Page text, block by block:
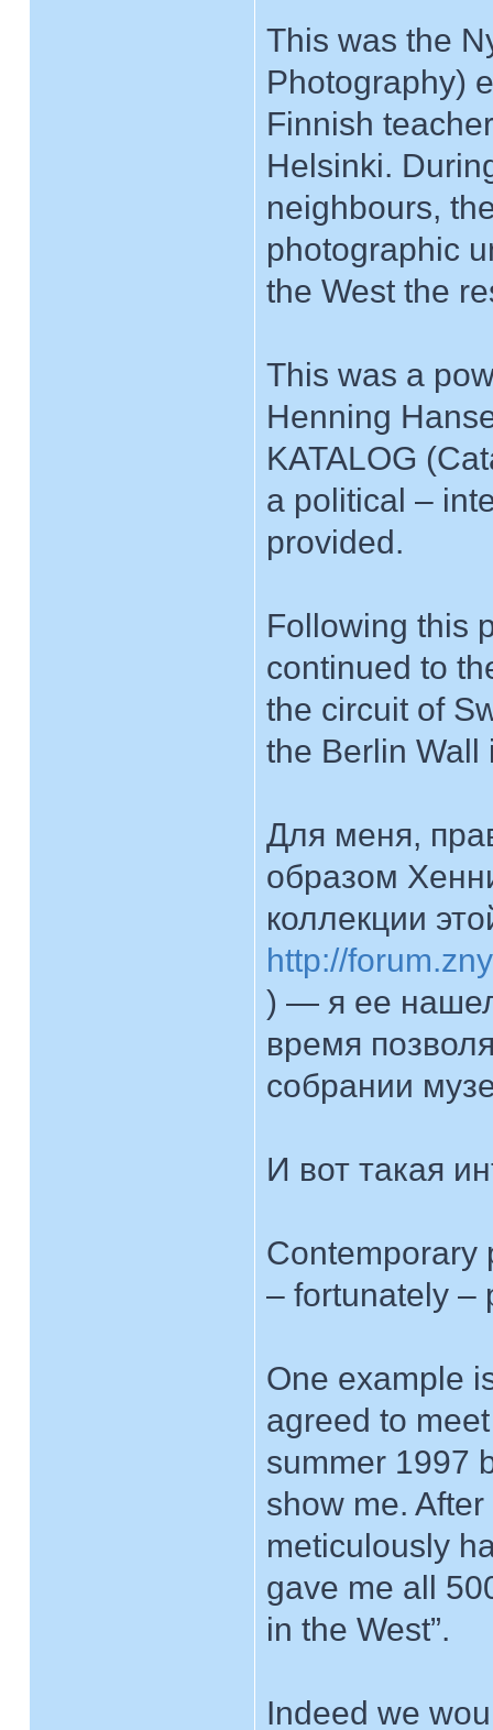
This was the
Photography)
Finnish
Helsinki.
neighbours,
photographic
the West the
This was a
Henning
KATALOG
a political –
provided.
Following this
continued to
the circuit of
the Berlin Wall
Для меня,
образом
коллекции
http://
) — я ее
время
собрании
И вот такая
Contemporary
– fortunately –
One example
agreed to
summer 1997
show me.
meticulously
gave me all
in the West”.
Indeed we